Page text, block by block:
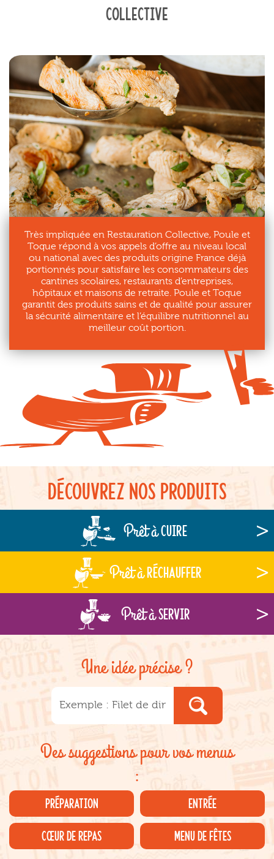
collective
Très impliquée en Restauration Collective, Poule et
Toque répond à vos appels d’offre au niveau local
ou national avec des produits origine France déjà
portionnés pour satisfaire les consommateurs des
cantines scolaires, restaurants d’entreprises,
hôpitaux et maisons de retraite. Poule et Toque
garantit des produits sains et de qualité pour assurer
la sécurité alimentaire et l’équilibre nutritionnel au
meilleur coût portion.
Découvrez nos produits
Prêt àcuire
Prêt àréchauffer
Prêt àservir
Une idée précise ?
Des suggestions pour vos menus
:
PRÉPARATION
ENTRÉE
CŒUR DE REPAS
MENU DE FÊTES